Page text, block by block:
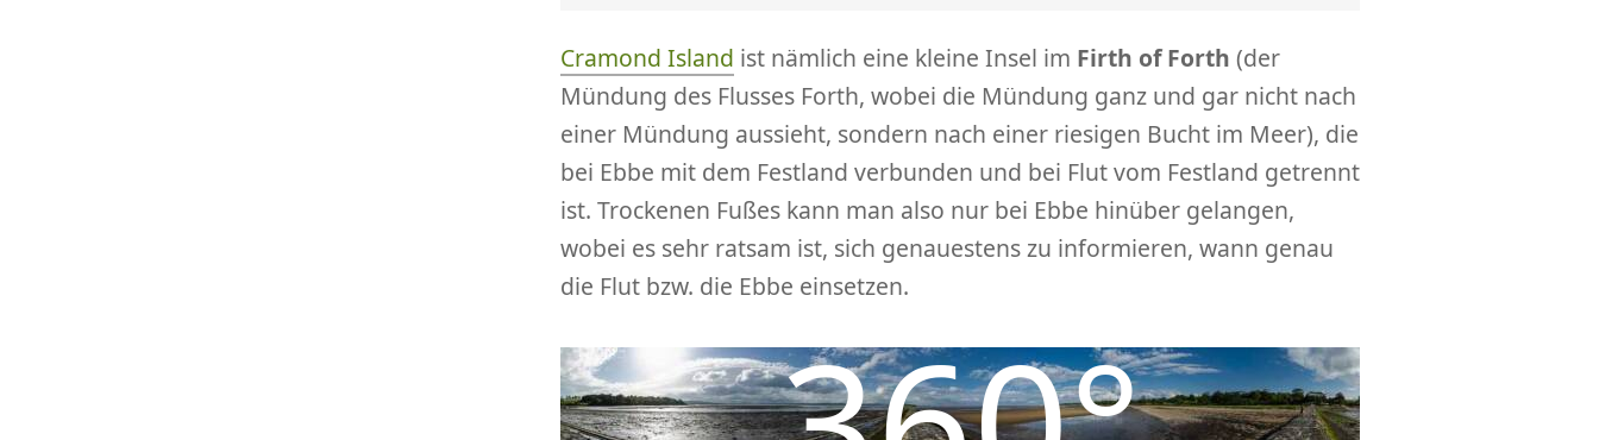
Cramond Island ist nämlich eine kleine Insel im Firth of Forth (der
Mündung des Flusses Forth, wobei die Mündung ganz und gar nicht nach
einer Mündung aussieht, sondern nach einer riesigen Bucht im Meer), die
bei Ebbe mit dem Festland verbunden und bei Flut vom Festland getrennt
ist. Trockenen Fußes kann man also nur bei Ebbe hinüber gelangen,
wobei es sehr ratsam ist, sich genauestens zu informieren, wann genau
die Flut bzw. die Ebbe einsetzen.